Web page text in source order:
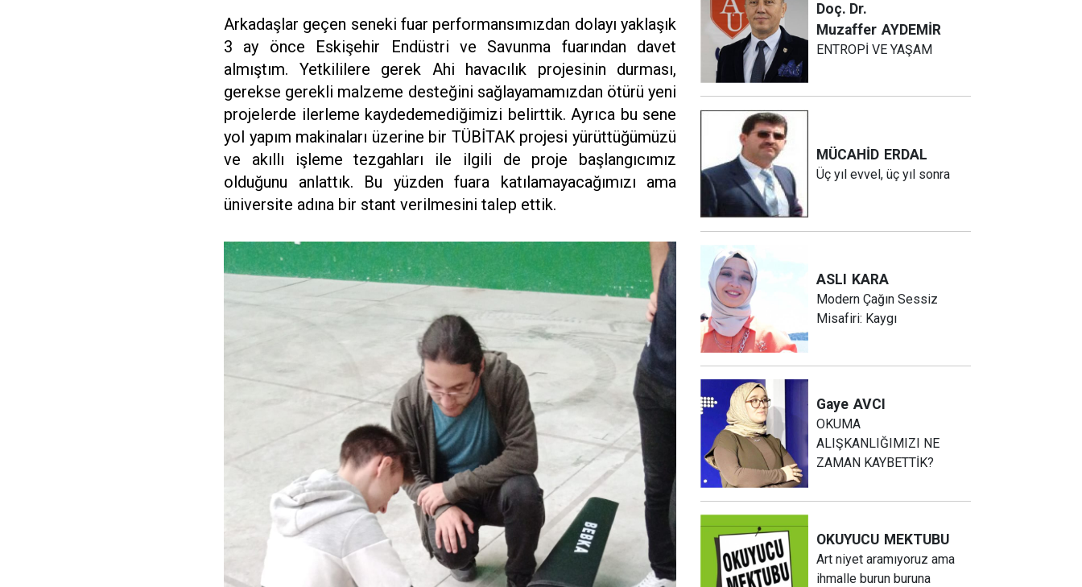
Arkadaşlar geçen seneki fuar performansımızdan dolayı yaklaşık
3 ay önce Eskişehir Endüstri ve Savunma fuarından davet
almıştım. Yetkililere gerek Ahi havacılık projesinin durması,
gerekse gerekli malzeme desteğini sağlayamamızdan ötürü yeni
projelerde ilerleme kaydedemediğimizi belirttik. Ayrıca bu sene
yol yapım makinaları üzerine bir TÜBİTAK projesi yürüttüğümüzü
ve akıllı işleme tezgahları ile ilgili de proje başlangıcımız
olduğunu anlattık. Bu yüzden fuara katılamayacağımızı ama
üniversite adına bir stant verilmesini talep ettik.
Doç. Dr.
Muzaffer AYDEMİR
ENTROPİ VE YAŞAM
MÜCAHİD ERDAL
Üç yıl evvel, üç yıl sonra
ASLI KARA
Modern Çağın Sessiz
Misafiri: Kaygı
Gaye AVCI
OKUMA
ALIŞKANLIĞIMIZI NE
ZAMAN KAYBETTİK?
OKUYUCU MEKTUBU
Art niyet aramıyoruz ama
ihmalle burun buruna